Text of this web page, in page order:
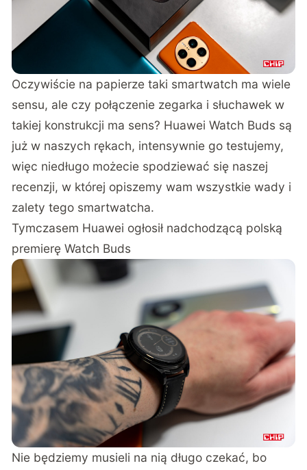
Oczywiście na papierze taki smartwatch ma wiele
sensu, ale czy połączenie zegarka i słuchawek w
takiej konstrukcji ma sens? Huawei Watch Buds są
już w naszych rękach, intensywnie go testujemy,
więc niedługo możecie spodziewać się naszej
recenzji, w której opiszemy wam wszystkie wady i
zalety tego smartwatcha.
Tymczasem Huawei ogłosił nadchodzącą polską
premierę Watch Buds
Nie będziemy musieli na nią długo czekać, bo